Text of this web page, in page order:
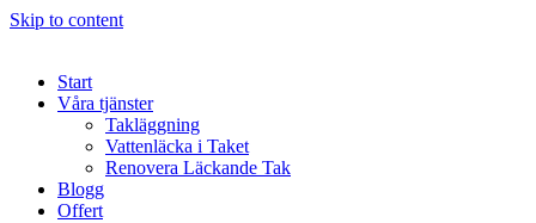
Skip to content
Start
Våra tjänster
Takläggning
Vattenläcka i Taket
Renovera Läckande Tak
Blogg
Offert